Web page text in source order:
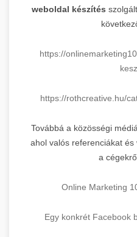
weboldal készítés
https://
https://rothcreative.hu/
Továbbá a közösségi
ahol valós referenciákat
a
Online Marketing
Egy konkrét Facebook